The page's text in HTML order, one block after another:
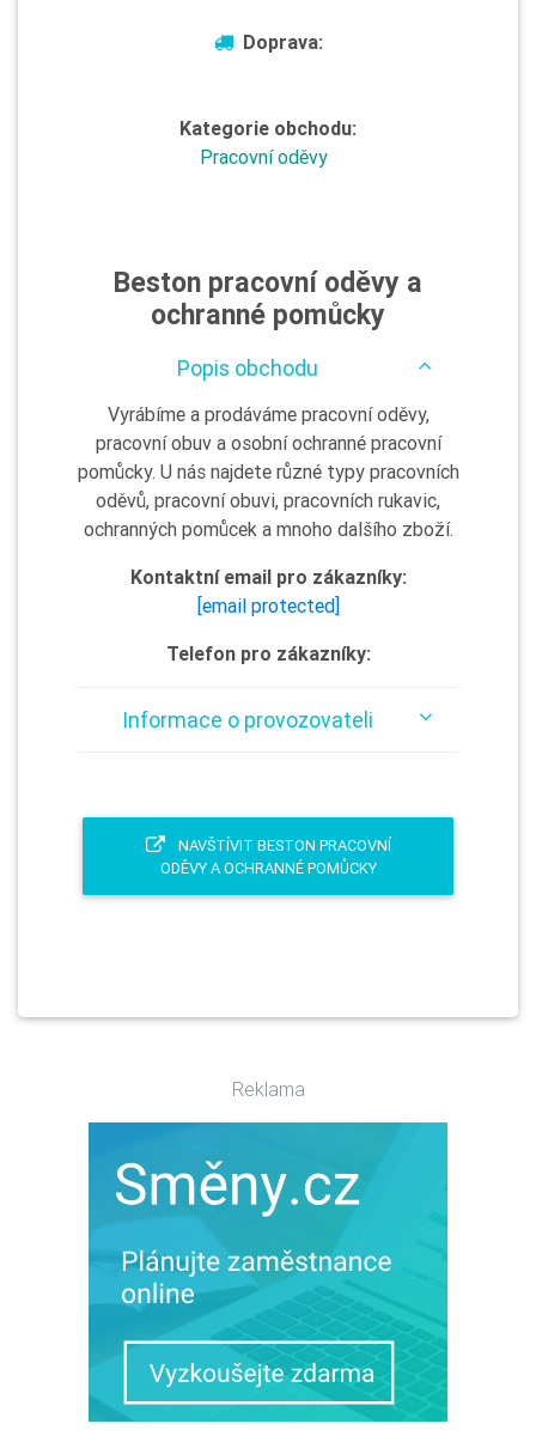
Doprava:
Kategorie obchodu:
Pracovní oděvy
Beston pracovní oděvy a
ochranné pomůcky
Popis obchodu
Vyrábíme a prodáváme pracovní oděvy,
pracovní obuv a osobní ochranné pracovní
pomůcky. U nás najdete různé typy pracovních
oděvů, pracovní obuvi, pracovních rukavic,
ochranných pomůcek a mnoho dalšího zboží.
Kontaktní email pro zákazníky:
[email protected]
Telefon pro zákazníky:
Informace o provozovateli
NAVŠTÍVIT BESTON PRACOVNÍ
ODĚVY A OCHRANNÉ POMŮCKY
Reklama